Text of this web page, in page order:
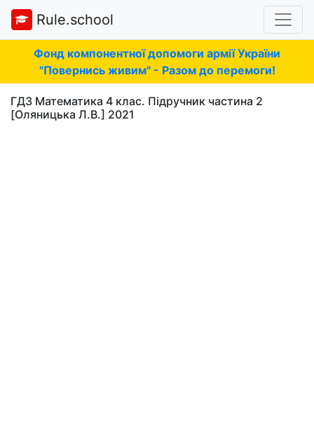
Rule.school
Фонд компонентної допомоги армії України
"Повернись живим" - Разом до перемоги!
ГДЗ Математика 4 клас. Підручник частина 2
[Оляницька Л.В.] 2021